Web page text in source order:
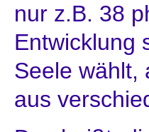
nur z.B. 38
Entwicklung
Seele wählt,
aus